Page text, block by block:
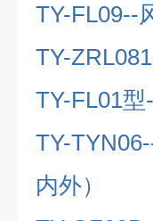
TY-FL09--
TY-
TY-FL01型
TY-
内外）